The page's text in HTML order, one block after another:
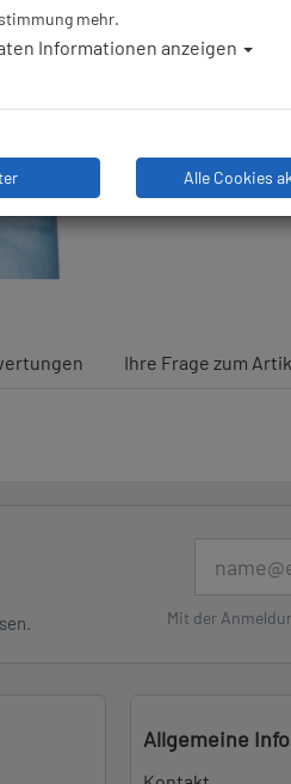
Ihre Frage zum
Mit der
Allgemeine
mehr.
Informationen anzeigen
Alle Cookies